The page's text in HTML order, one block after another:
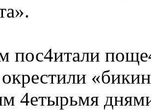
пос4итали
4етырьмя